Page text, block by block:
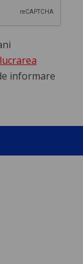
informare